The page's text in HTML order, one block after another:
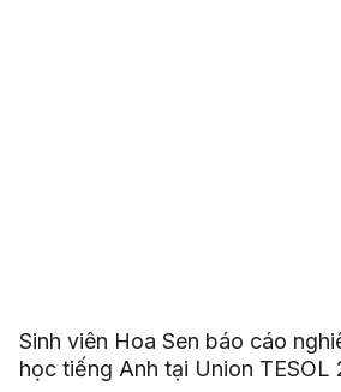
Sinh viên Hoa Sen báo cáo
học tiếng Anh tại Union TESOL